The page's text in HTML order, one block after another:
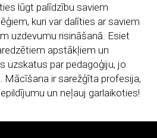
lūgt palīdzību saviem
kuri var dalīties ar saviem
uzdevumu risināšanā. Esiet
apstākļiem un
uzskatus par pedagoģiju, jo
Mācīšana ir sarežģīta profesija,
un neļauj garlaikoties!